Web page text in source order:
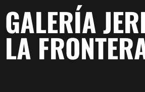
GALERÍA
LA